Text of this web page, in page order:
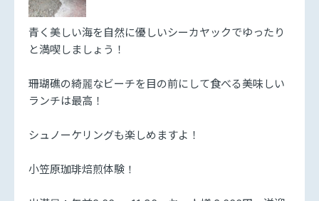
青く美しい海を自然に優しいシーカヤックでゆったり
と満喫しましょう！
珊瑚礁の綺麗なビーチを目の前にして食べる美味しい
ランチは最高！
シュノーケリングも楽しめますよ！
小笠原珈琲焙煎体験！